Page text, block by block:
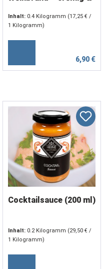
x 200 g)
Inhalt: 0.4 Kilogramm (17,25 € /
1 Kilogramm)
6,90 €
Cocktailsauce (200 ml)
Inhalt: 0.2 Kilogramm (29,50 € /
1 Kilogramm)